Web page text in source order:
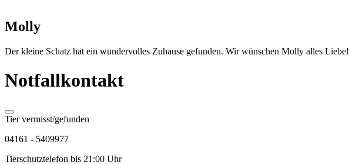
Molly
Der kleine Schatz hat ein wundervolles Zuhause gefunden. Wir wünschen Molly alles Liebe!
Notfallkontakt
Tier vermisst/gefunden
04161 - 5409977
Tierschutztelefon bis 21:00 Uhr